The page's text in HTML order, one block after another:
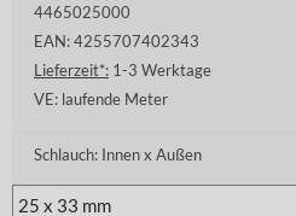
4465025000
EAN: 4255707402343
Lieferzeit*: 1-3 Werktage
VE: laufende Meter
Schlauch: Innen x Außen